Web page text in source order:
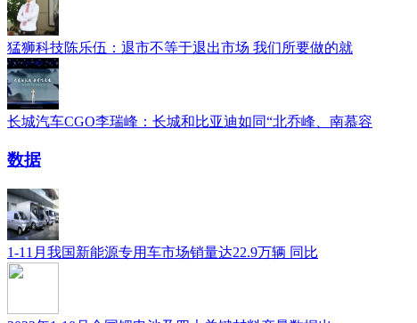
猛狮科技陈乐伍：退市不等于退出市场 我们所要做的就
长城汽车CGO李瑞峰：长城和比亚迪如同“北乔峰、南慕容
数据
1-11月我国新能源专用车市场销量达22.9万辆 同比